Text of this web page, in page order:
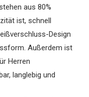
aus 80%
ist, schnell
Design
Außerdem ist
Herren
langlebig und